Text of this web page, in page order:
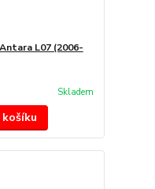
L07 (2006-
Skladem